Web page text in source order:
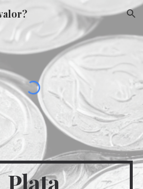
Skip to navigation
Plata